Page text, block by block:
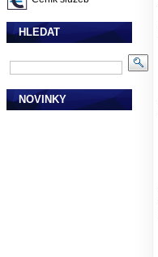
HLEDAT
NOVINKY